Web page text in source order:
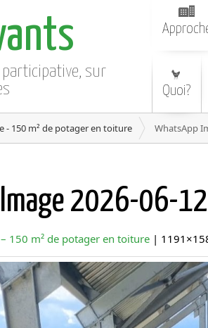
sur
Quoi?
- 150 m² de potager en toiture WhatsApp
2026-06-12
– 150 m² de potager en toiture |